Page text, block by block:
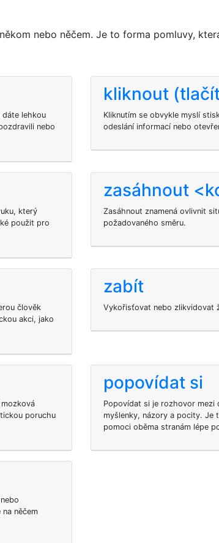
nebo něčem. Je to forma pomluvy,
dáte lehkou
nebo
kliknout
Kliknutím se obvykle myslí
odeslání informací nebo
který
použit pro
zasáhnout
Zasáhnout znamená ovlivnit
požadovaného směru.
člověk
akci, jako
zabít
Vykořisťovat nebo zlikvidovat
poruchu
popovídat si
Popovídat si je rozhovor mezi
myšlenky, názory a pocity. Je
pomoci oběma stranám lépe
něčem